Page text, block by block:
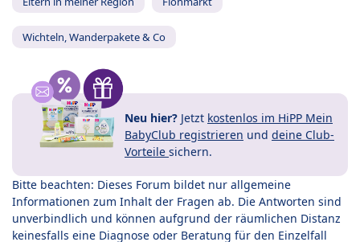
Wichteln, Wanderpakete & Co
Neu hier? Jetzt kostenlos im HiPP Mein
BabyClub registrieren und deine Club-
Vorteile sichern.
Bitte beachten: Dieses Forum bildet nur allgemeine
Informationen zum Inhalt der Fragen ab. Die Antworten sind
unverbindlich und können aufgrund der räumlichen Distanz
keinesfalls eine Diagnose oder Beratung für den Einzelfall